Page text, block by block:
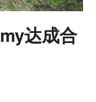
达成合